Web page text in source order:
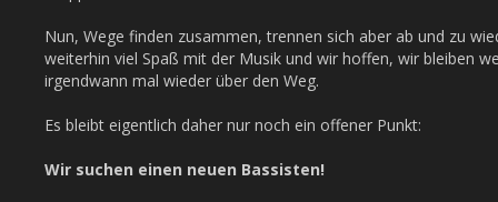
Nun, Wege finden zusammen, trennen sich aber ab und zu
weiterhin viel Spaß mit der Musik und wir hoffen, wir bleiben
irgendwann mal wieder über den Weg.
Es bleibt eigentlich daher nur noch ein offener Punkt:
Wir suchen einen neuen Bassisten!